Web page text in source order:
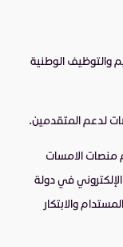
والتوظيف الوطنية
لدعم المتقدمين.
منصات الامسات
الإلكتروني في دولة
والابتكار